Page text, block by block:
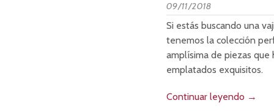
09/11/2018
Si estás buscando una
tenemos la colección
amplísima de piezas que
emplatados exquisitos.
Continuar leyendo →